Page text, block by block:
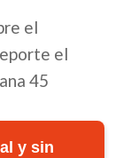
el
el
45
y sin